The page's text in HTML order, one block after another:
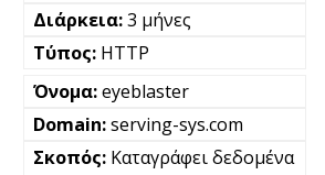
3 μήνες
HTTP
eyeblaster
serving-sys.com
Καταγράφει δεδομένα